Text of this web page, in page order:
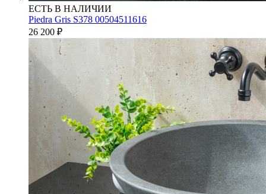
ЕСТЬ В НАЛИЧИИ
Piedra Gris S378 00504511616
26 200 ₽